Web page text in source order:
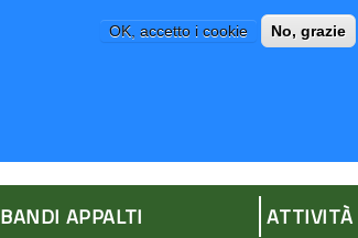
OK, accetto i cookie No, grazie
BANDI APPALTI ATTIVITÀ